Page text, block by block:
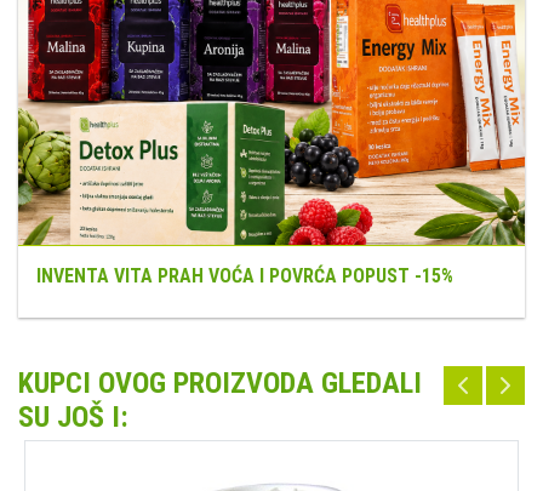
INVENTA VITA PRAH VOĆA I POVRĆA POPUST -15%
KUPCI OVOG PROIZVODA GLEDALI
SU JOŠ I: